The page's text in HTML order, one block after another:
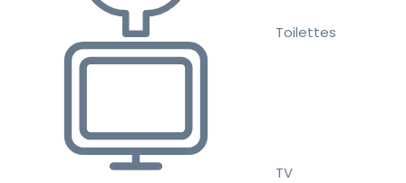
Toilettes
TV